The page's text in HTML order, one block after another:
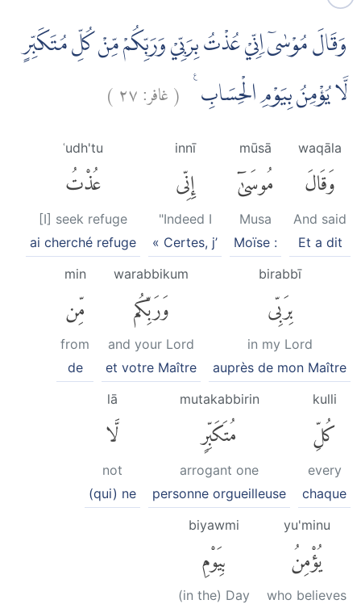
وَقَالَ مُوْسٰىٓ اِنِّيْ عُذْتُ بِرَبِّيْ وَرَبِّكُمْ مِّنْ كُلِّ مُتَكَبِّرٍ
لَّا يُؤْمِنُ بِيَوْمِ الْحِسَابِ ࣖ (غافر:٢٧)
waqāla
وَقَالَ
And said
Et a dit
mūsā
مُوسَىٰٓ
Musa
Moïse :
innī
إِنِّى
"Indeed I
« Certes, j’
ʿudh'tu
عُذْتُ
[I] seek refuge
ai cherché refuge
birabbī
بِرَبِّى
in my Lord
auprès de mon Maître
warabbikum
وَرَبِّكُم
and your Lord
et votre Maître
min
مِّن
from
de
kulli
كُلِّ
every
chaque
mutakabbirin
مُتَكَبِّرٍ
arrogant one
personne orgueilleuse
lā
لَّا
not
(qui) ne
yu'minu
يُؤْمِنُ
who believes
biyawmi
بِيَوْمِ
(in the) Day